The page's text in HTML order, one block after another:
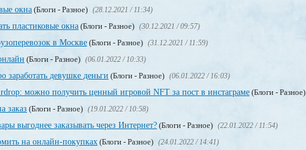
окна(Блоги - Разное) (28.12.2021 / 11:34)
пластиковые окна(Блоги - Разное) (30.12.2021 / 09:57)
в Москве (Блоги - Разное) (31.12.2021 / 11:59)
(Блоги - Разное) (06.01.2022 / 10:33)
заработать девушке деньги (Блоги - Разное) (06.01.2022 / 16:03)
можно получить ценный игровой NFT за пост в инстаграме (Блоги - Разное)
заказ (Блоги - Разное) (19.01.2022 / 10:58)
выгоднее заказывать через Интернет? (Блоги - Разное) (22.01.2022 / 11:54)
на онлайн-покупках (Блоги - Разное) (24.01.2022 / 14:41)